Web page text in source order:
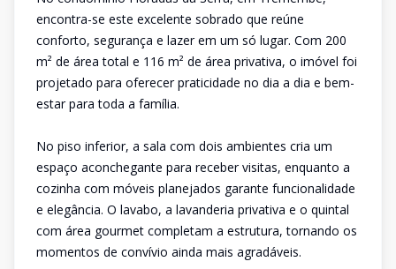
encontra-se este excelente sobrado que reúne
conforto, segurança e lazer em um só lugar. Com 200
m² de área total e 116 m² de área privativa, o imóvel foi
projetado para oferecer praticidade no dia a dia e bem-
estar para toda a família.
No piso inferior, a sala com dois ambientes cria um
espaço aconchegante para receber visitas, enquanto a
cozinha com móveis planejados garante funcionalidade
e elegância. O lavabo, a lavanderia privativa e o quintal
com área gourmet completam a estrutura, tornando os
momentos de convívio ainda mais agradáveis.